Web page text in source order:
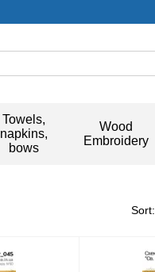
Towels,
napkins,
bows
Wood
Embroidery
Sort: